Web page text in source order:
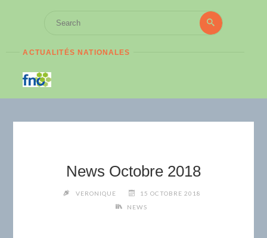
Search
Search
ACTUALITÉS NATIONALES
News Octobre 2018
VERONIQUE
15 OCTOBRE 2018
NEWS